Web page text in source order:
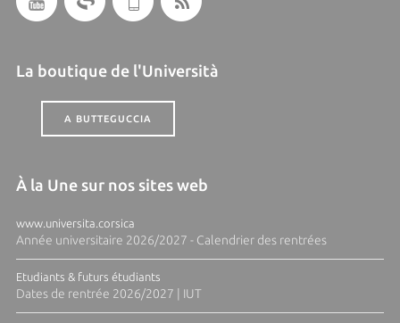
La boutique de l'Università
A BUTTEGUCCIA
À la Une sur nos sites web
www.universita.corsica
Année universitaire 2026/2027 - Calendrier des rentrées
Etudiants & futurs étudiants
Dates de rentrée 2026/2027 | IUT